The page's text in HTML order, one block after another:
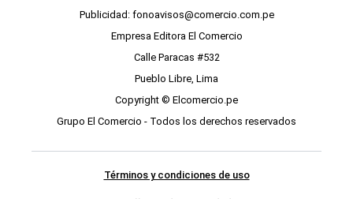
Publicidad: fonoavisos@comercio.com.pe
Empresa Editora El Comercio
Calle Paracas #532
Pueblo Libre, Lima
Copyright © Elcomercio.pe
Grupo El Comercio - Todos los derechos reservados
Términos y condiciones de uso